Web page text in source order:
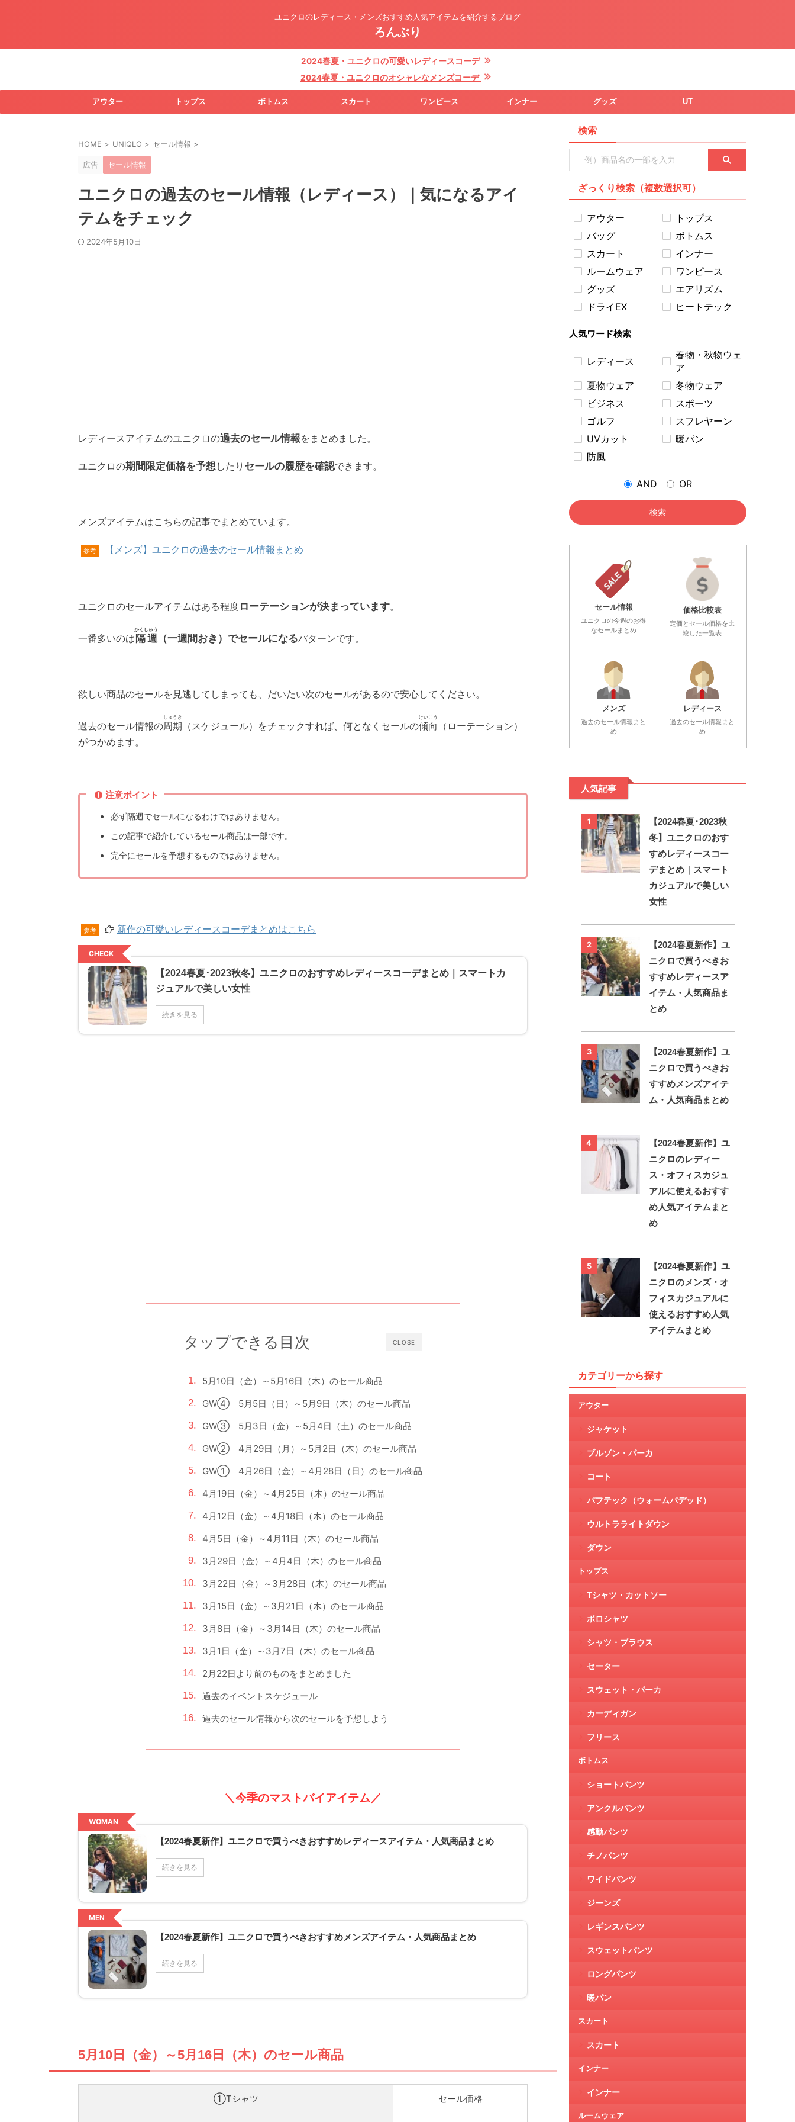
ユニクロのレディース・メンズおすすめ人気アイテムを紹介するブログ
ろんぶり
2024春夏・ユニクロの可愛いレディースコーデ
2024春夏・ユニクロのオシャレなメンズコーデ
アウター トップス ボトムス スカート ワンピース インナー グッズ UT
HOME > UNIQLO > セール情報 >
広告 セール情報
ユニクロの過去のセール情報（レディース）｜気になるアイ
テムをチェック
2024年5月10日
レディースアイテムのユニクロの過去のセール情報をまとめました。
ユニクロの期間限定価格を予想したり セールの履歴を確認できます。
メンズアイテムはこちらの記事でまとめています。
参考 【メンズ】ユニクロの過去のセール情報まとめ
ユニクロのセールアイテムはある程度ローテーションが決まっています。
一番多いのは 隔週
かくしゅう
（一週間おき）でセールになるパターンです。
欲しい商品のセールを見逃してしまっても、だいたい次のセールがあるので安心してください。
過去のセール情報の周期
しゅうき
（スケジュール）をチェックすれば、何となくセールの傾向
けいこう
（ローテーション）
がつかめます。
注意ポイント
必ず隔週でセールになるわけではありません。
この記事で紹介しているセール商品は一部です。
完全にセールを予想するものではありません。
参考 新作の可愛いレディースコーデまとめはこちら
CHECK
【2024春夏･2023秋冬】ユニクロのおすすめレディースコーデまとめ｜スマートカ
ジュアルで美しい女性
続きを見る
CLOSE
タップできる目次
5月10日（金）～5月16日（木）のセール商品
GW④｜5月5日（日）～5月9日（木）のセール商品
GW③｜5月3日（金）～5月4日（土）のセール商品
GW②｜4月29日（月）～5月2日（木）のセール商品
GW①｜4月26日（金）～4月28日（日）のセール商品
4月19日（金）～4月25日（木）のセール商品
4月12日（金）～4月18日（木）のセール商品
4月5日（金）～4月11日（木）のセール商品
3月29日（金）～4月4日（木）のセール商品
3月22日（金）～3月28日（木）のセール商品
3月15日（金）～3月21日（木）のセール商品
3月8日（金）～3月14日（木）のセール商品
3月1日（金）～3月7日（木）のセール商品
2月22日より前のものをまとめました
過去のイベントスケジュール
過去のセール情報から次のセールを予想しよう
＼今季のマストバイアイテム／
WOMAN
【2024春夏新作】ユニクロで買うべきおすすめレディースアイテム・人気商品まとめ
続きを見る
MEN
【2024春夏新作】ユニクロで買うべきおすすめメンズアイテム・人気商品まとめ
続きを見る
5月10日（金）～5月16日（木）のセール商品
①Tシャツ セール価格
検索
ざっくり検索（複数選択可）
アウター
トップス
バッグ
ボトムス
スカート
インナー
ルームウェア
ワンピース
グッズ
エアリズム
ドライEX
ヒートテック
人気ワード検索
レディース
春物・秋物ウェ
ア
夏物ウェア
冬物ウェア
ビジネス
スポーツ
ゴルフ
スフレヤーン
UVカット
暖パン
防風
AND OR
検索
セール情報
ユニクロの今週のお得
なセールまとめ
価格比較表
定価とセール価格を比
較した一覧表
メンズ
過去のセール情報まと
め
レディース
過去のセール情報まと
め
人気記事
1
【2024春夏･2023秋
冬】ユニクロのおす
すめレディースコー
デまとめ｜スマート
カジュアルで美しい
女性
2
【2024春夏新作】ユ
ニクロで買うべきお
すすめレディースア
イテム・人気商品ま
とめ
3
【2024春夏新作】ユ
ニクロで買うべきお
すすめメンズアイテ
ム・人気商品まとめ
4
【2024春夏新作】ユ
ニクロのレディー
ス・オフィスカジュ
アルに使えるおすす
め人気アイテムまと
め
5
【2024春夏新作】ユ
ニクロのメンズ・オ
フィスカジュアルに
使えるおすすめ人気
アイテムまとめ
カテゴリーから探す
アウター
ジャケット
ブルゾン・パーカ
コート
パフテック（ウォームパデッド）
ウルトラライトダウン
ダウン
トップス
Tシャツ・カットソー
ポロシャツ
シャツ・ブラウス
セーター
スウェット・パーカ
カーディガン
フリース
ボトムス
ショートパンツ
アンクルパンツ
感動パンツ
チノパンツ
ワイドパンツ
ジーンズ
レギンスパンツ
スウェットパンツ
ロングパンツ
暖パン
スカート
スカート
インナー
インナー
ルームウェア